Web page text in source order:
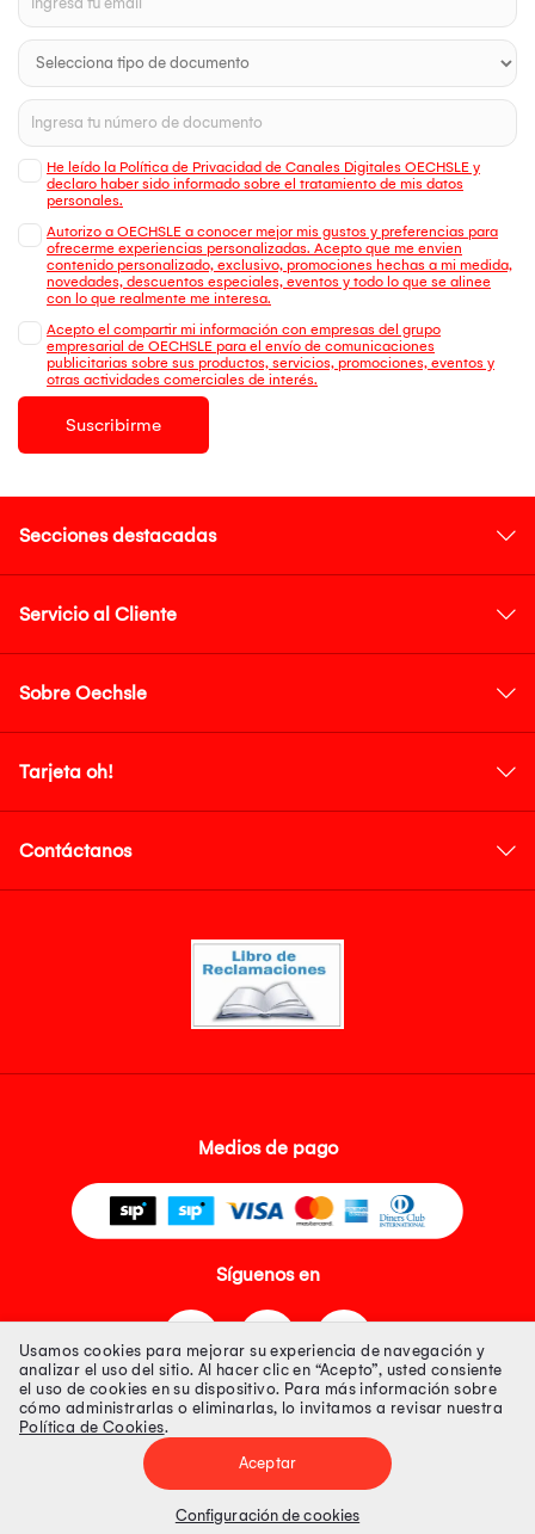
He leído la Política de Privacidad de Canales Digitales OECHSLE y
declaro haber sido informado sobre el tratamiento de mis datos
personales.
Autorizo a OECHSLE a conocer mejor mis gustos y preferencias para
ofrecerme experiencias personalizadas. Acepto que me envien
contenido personalizado, exclusivo, promociones hechas a mi medida,
novedades, descuentos especiales, eventos y todo lo que se alinee
con lo que realmente me interesa.
Acepto el compartir mi información con empresas del grupo
empresarial de OECHSLE para el envío de comunicaciones
publicitarias sobre sus productos, servicios, promociones, eventos y
otras actividades comerciales de interés.
Suscribirme
Secciones destacadas
Servicio al Cliente
Sobre Oechsle
Tarjeta oh!
Contáctanos
Medios de pago
Síguenos en
Tienda 100% Segura
Tiendas Peruanas S.A. R.U.C. Nº 20493020618. Todos los derechos
Precios disponibles solo en www.oechsle.pe. Precios online publicados
Usamos cookies para mejorar su experiencia de navegación y
analizar el uso del sitio. Al hacer clic en “Acepto”, usted consiente
el uso de cookies en su dispositivo. Para más información sobre
cómo administrarlas o eliminarlas, lo invitamos a revisar nuestra
Política de Cookies.
Aceptar
Configuración de cookies